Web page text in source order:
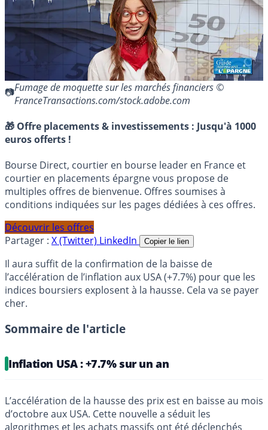
Fumage de moquette sur les marchés financiers ©
FranceTransactions.com/stock.adobe.com
🎁 Offre placements & investissements : Jusqu'à 1000
euros offerts !
Bourse Direct, courtier en bourse leader en France et
courtier en placements épargne vous propose de
multiples offres de bienvenue. Offres soumises à
conditions indiquées sur les pages dédiées à ces offres.
Découvrir les offres
Partager : X (Twitter) LinkedIn Copier le lien
Il aura suffit de la confirmation de la baisse de
l’accélération de l’inflation aux USA (+7.7%) pour que les
indices boursiers explosent à la hausse. Cela va se payer
cher.
Sommaire de l'article
Inflation USA : +7.7% sur un an
L’accélération de la hausse des prix est en baisse au mois
d’octobre aux USA. Cette nouvelle a séduit les
algorithmes et les achats massifs ont été déclenchés